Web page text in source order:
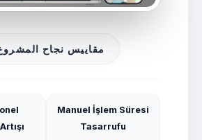
مقاييس نجاح
Manuel İşlem Süresi
Tasarrufu